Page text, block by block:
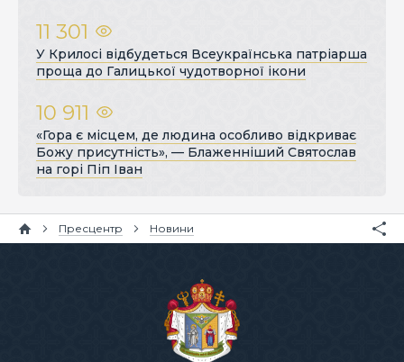
11 301
У Крилосі відбудеться Всеукраїнська патріарша
проща до Галицької чудотворної ікони
10 911
«Гора є місцем, де людина особливо відкриває
Божу присутність», — Блаженніший Святослав
на горі Піп Іван
Пресцентр Новини